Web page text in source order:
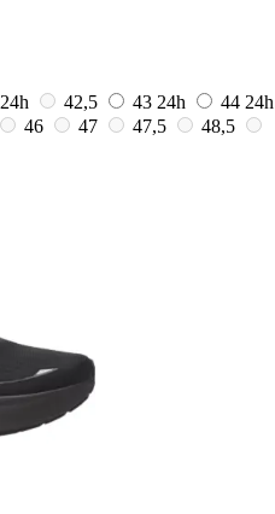
24h 42,5 43 24h 44 24h
46 47 47,5
48,5